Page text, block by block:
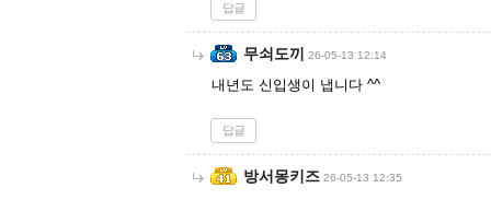
답글
무쇠도끼 26-05-13 12:14
내년도 신입생이 냅니다 ^^
답글
방서몽키즈 26-05-13 12:35